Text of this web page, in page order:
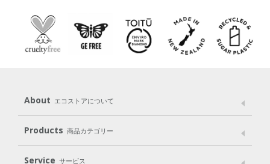
About エコストアについて
メッセージ ブランドストーリー
パッケージへのこだわり
動物実験をしない
Products 商品カテゴリー
Laundry
Service サービス